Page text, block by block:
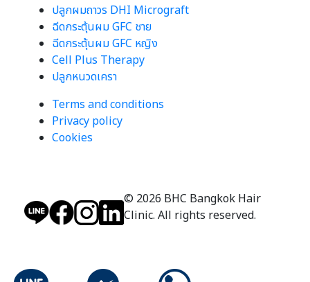
ปลูกผมถาวร DHI Micrograft
ฉีดกระตุ้นผม GFC ชาย
ฉีดกระตุ้นผม GFC หญิง
Cell Plus Therapy
ปลูกหนวดเครา
Terms and conditions
Privacy policy
Cookies
© 2026 BHC Bangkok Hair
Clinic. All rights reserved.